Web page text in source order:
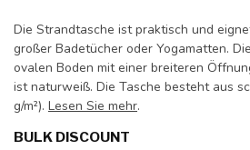
Die Strandtasche ist praktisch und
großer Badetücher oder Yogamatten.
ovalen Boden mit einer breiteren
ist naturweiß. Die Tasche besteht aus
g/m²). Lesen Sie mehr.
BULK DISCOUNT